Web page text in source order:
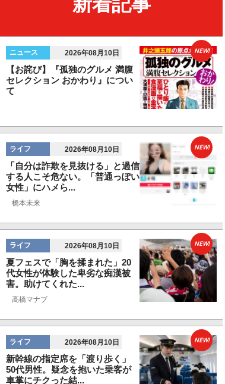
ニュース 2026年08月10日
【お詫び】『孤独のグルメ 満腹
セレクション おかわり』につい
て
NEW!
ライフ 2026年08月10日
「自分は詐欺を見抜ける」と過信
する人こそ危ない。「普通っぽい
女性」にハメら...
橋本未来
NEW!
ライフ 2026年08月10日
夏フェスで「胸を揉まれた」20
代女性が体験した卑劣な痴漢被
害。助けてくれた...
高橋マナブ
NEW!
ライフ 2026年08月10日
新幹線の指定席を「渡り歩く」
50代男性。疑念を抱いた乗客が
車掌にチクった結...
NEW!